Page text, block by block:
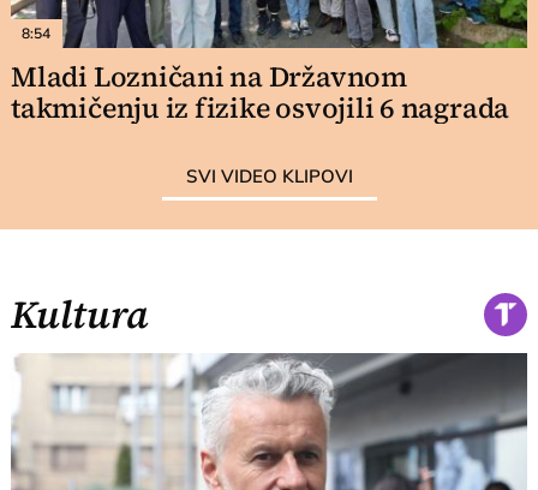
8:54
Mladi Lozničani na Državnom
takmičenju iz fizike osvojili 6 nagrada
SVI VIDEO KLIPOVI
Kultura